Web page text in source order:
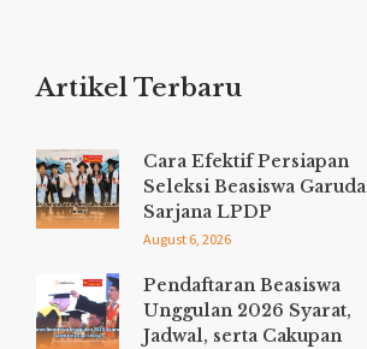
Artikel Terbaru
Cara Efektif Persiapan
Seleksi Beasiswa Garuda
Sarjana LPDP
August 6, 2026
Pendaftaran Beasiswa
Unggulan 2026 Syarat,
Jadwal, serta Cakupan